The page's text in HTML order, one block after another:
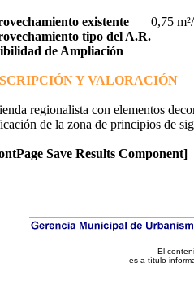
existente
0,75
tipo del A.R.
de Ampliación
Y VALORACIÓN
regionalista con elementos
de la zona de principios de
Save Results Component]
El
es a título